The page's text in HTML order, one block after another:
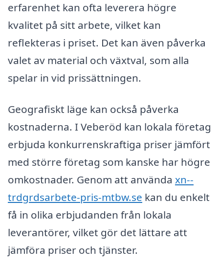
erfarenhet kan ofta leverera högre
kvalitet på sitt arbete, vilket kan
reflekteras i priset. Det kan även påverka
valet av material och växtval, som alla
spelar in vid prissättningen.
Geografiskt läge kan också påverka
kostnaderna. I Veberöd kan lokala företag
erbjuda konkurrenskraftiga priser jämfört
med större företag som kanske har högre
omkostnader. Genom att använda xn--
trdgrdsarbete-pris-mtbw.se kan du enkelt
få in olika erbjudanden från lokala
leverantörer, vilket gör det lättare att
jämföra priser och tjänster.